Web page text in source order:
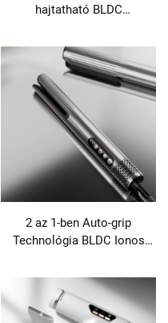
hajtatható BLDC
plazma hajszárító
2 az 1-ben Auto-grip
Technológia BLDC Ionos
Légkefe Hajegyenesítő